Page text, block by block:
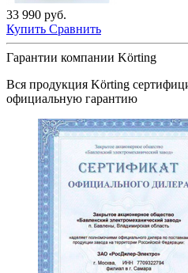
33 990 руб.
Купить Сравнить
Гарантии компании Körting
Вся продукция Körting
официальную гарантию